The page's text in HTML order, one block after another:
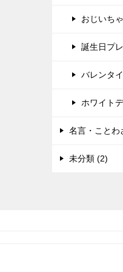
おじいち
誕生日プ
バレンタ
ホワイト
名言・ことわ
未分類 (2)